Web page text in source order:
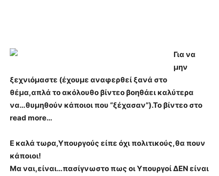
Για να
μην
ξεχνιόμαστε (έχουμε αναφερθεί ξανά στο
θέμα,απλά το ακόλουθο βίντεο βοηθάει καλύτερα
να…θυμηθούν κάποιοι που “ξέχασαν”).Το βίντεο στο
read more…
Ε καλά τωρα,Υπουργούς είπε όχι πολιτικούς,θα πουν
κάποιοι!
Μα ναι,είναι…πασίγνωστο πως οι Υπουργοί ΔΕΝ είναι